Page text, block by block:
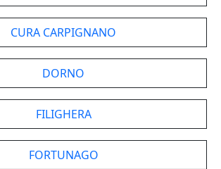
CURA CARPIGNANO
DORNO
FILIGHERA
FORTUNAGO